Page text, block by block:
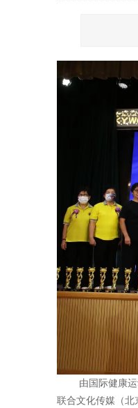
由国际健康运动
联合文化传媒（北